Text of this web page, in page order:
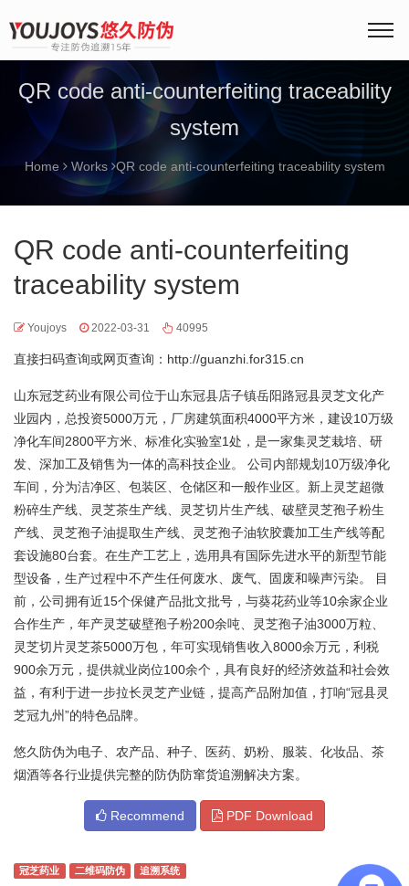
QR code anti-counterfeiting traceability
system
Home Works QR code anti-counterfeiting traceability system
QR code anti-counterfeiting
traceability system
Youjoys 2022-03-31 40995
直接扫码查询或网页查询： http://guanzhi.for315.cn
山东冠芝药业有限公司位于山东冠县店子镇岳阳路冠县灵芝文化产
业园内，总投资5000万元，厂房建筑面积4000平方米，建设10万级
净化车间2800平方米、标准化实验室1处，是一家集灵芝栽培、研
发、深加工及销售为一体的高科技企业。 公司内部规划10万级净化
车间，分为洁净区、包装区、仓储区和一般作业区。新上灵芝超微
粉碎生产线、灵芝茶生产线、灵芝切片生产线、破壁灵芝孢子粉生
产线、灵芝孢子油提取生产线、灵芝孢子油软胶囊加工生产线等配
套设施80台套。在生产工艺上，选用具有国际先进水平的新型节能
型设备，生产过程中不产生任何废水、废气、固废和噪声污染。 目
前，公司拥有近15个保健产品批文批号，与葵花药业等10余家企业
合作生产，年产灵芝破壁孢子粉200余吨、灵芝孢子油3000万粒、
灵芝切片灵芝茶5000万包，年可实现销售收入8000余万元，利税
900余万元，提供就业岗位100余个，具有良好的经济效益和社会效
益，有利于进一步拉长灵芝产业链，提高产品附加值，打响“冠县灵
芝冠九州”的特色品牌。
悠久防伪为电子、农产品、种子、医药、奶粉、服装、化妆品、茶
烟酒等各行业提供完整的防伪防窜货追溯解决方案。
Recommend PDF Download
冠芝药业 二维码防伪 追溯系统